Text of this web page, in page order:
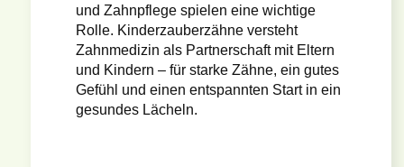
und Zahnpflege spielen eine wichtige
Rolle. Kinderzauberzähne versteht
Zahnmedizin als Partnerschaft mit Eltern
und Kindern – für starke Zähne, ein gutes
Gefühl und einen entspannten Start in ein
gesundes Lächeln.